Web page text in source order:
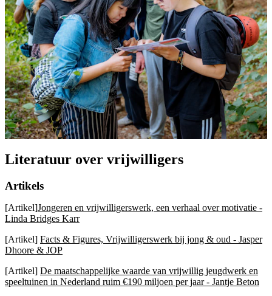
Literatuur over vrijwilligers
Artikels
[Artikel]Jongeren en vrijwilligerswerk, een verhaal over motivatie -
Linda Bridges Karr
[Artikel] Facts & Figures, Vrijwilligerswerk bij jong & oud - Jasper
Dhoore & JOP
[Artikel] De maatschappelijke waarde van vrijwillig jeugdwerk en
speeltuinen in Nederland ruim €190 miljoen per jaar - Jantje Beton